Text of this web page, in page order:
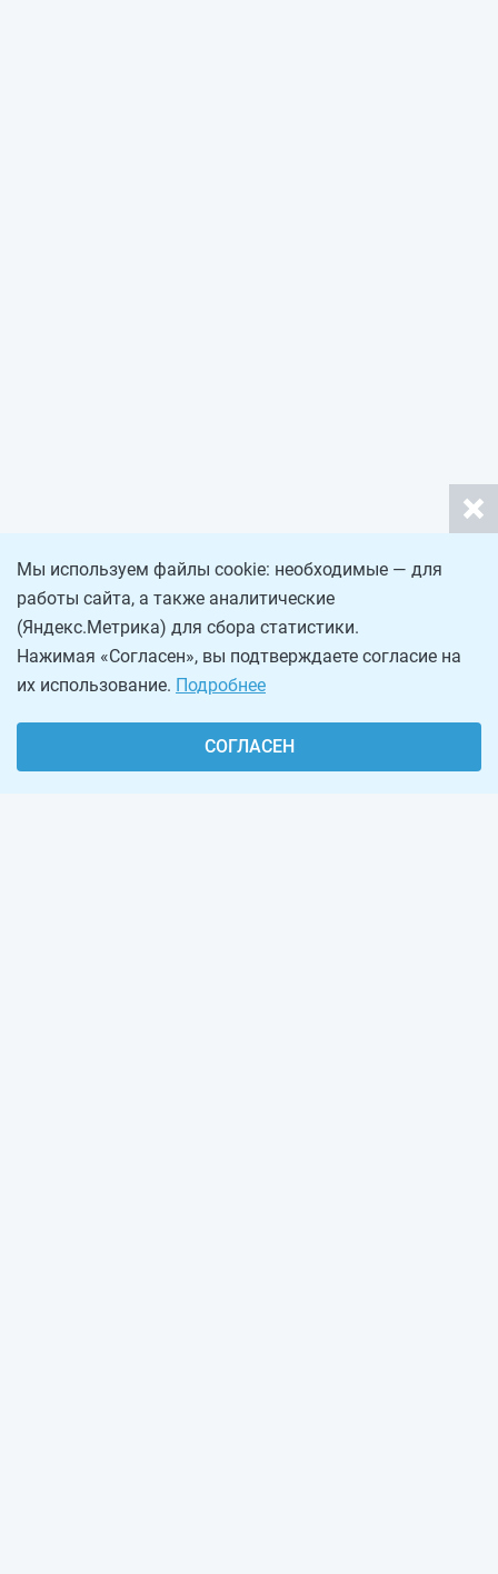
Мы используем файлы cookie: необходимые — для
работы сайта, а также аналитические
(Яндекс.Метрика) для сбора статистики.
Нажимая «Согласен», вы подтверждаете согласие на
их использование. Подробнее
СОГЛАСЕН